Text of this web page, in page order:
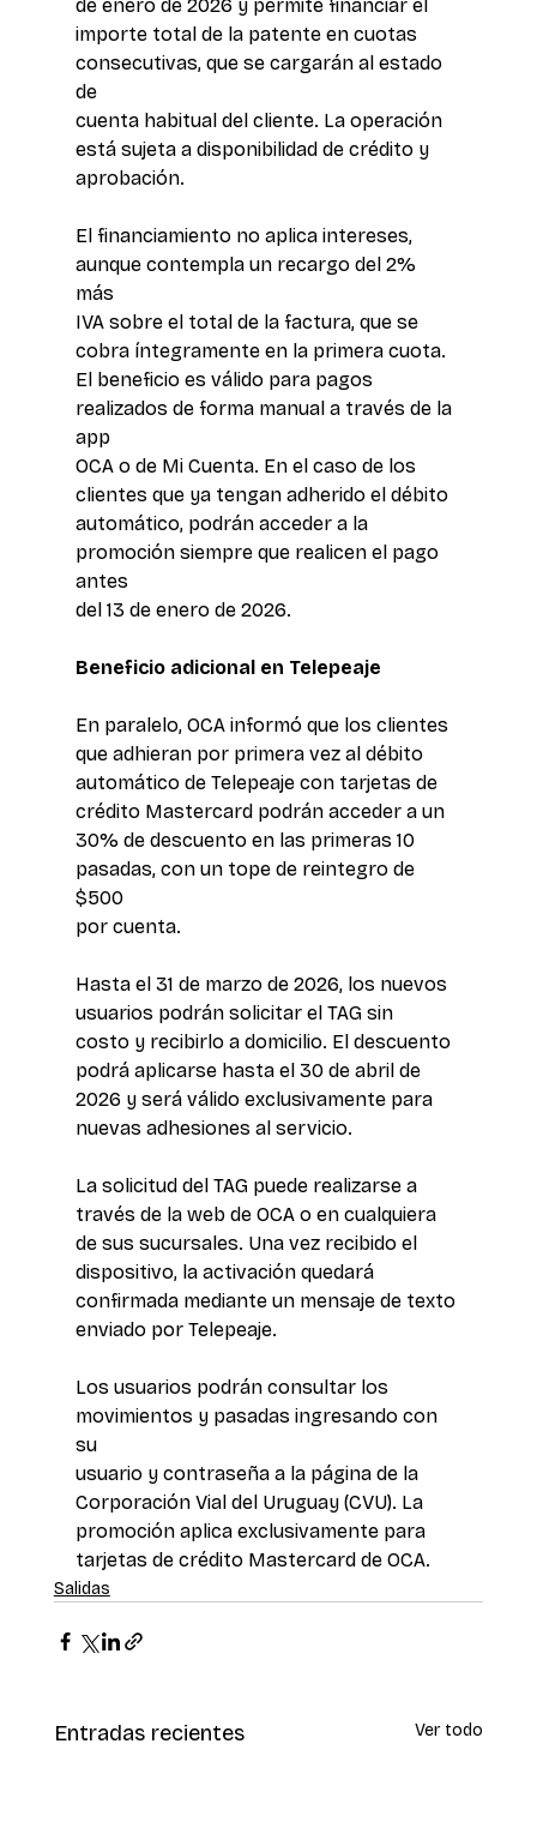
de enero de 2026 y permite financiar el
importe total de la patente en cuotas
consecutivas, que se cargarán al estado
de
cuenta habitual del cliente. La operación
está sujeta a disponibilidad de crédito y
aprobación.
El financiamiento no aplica intereses,
aunque contempla un recargo del 2%
más
IVA sobre el total de la factura, que se
cobra íntegramente en la primera cuota.
El beneficio es válido para pagos
realizados de forma manual a través de la
app
OCA o de Mi Cuenta. En el caso de los
clientes que ya tengan adherido el débito
automático, podrán acceder a la
promoción siempre que realicen el pago
antes
del 13 de enero de 2026.
Beneficio adicional en Telepeaje
En paralelo, OCA informó que los clientes
que adhieran por primera vez al débito
automático de Telepeaje con tarjetas de
crédito Mastercard podrán acceder a un
30% de descuento en las primeras 10
pasadas, con un tope de reintegro de
$500
por cuenta.
Hasta el 31 de marzo de 2026, los nuevos
usuarios podrán solicitar el TAG sin
costo y recibirlo a domicilio. El descuento
podrá aplicarse hasta el 30 de abril de
2026 y será válido exclusivamente para
nuevas adhesiones al servicio.
La solicitud del TAG puede realizarse a
través de la web de OCA o en cualquiera
de sus sucursales. Una vez recibido el
dispositivo, la activación quedará
confirmada mediante un mensaje de texto
enviado por Telepeaje.
Los usuarios podrán consultar los
movimientos y pasadas ingresando con
su
usuario y contraseña a la página de la
Corporación Vial del Uruguay (CVU). La
promoción aplica exclusivamente para
tarjetas de crédito Mastercard de OCA.
Salidas
Entradas recientes Ver todo